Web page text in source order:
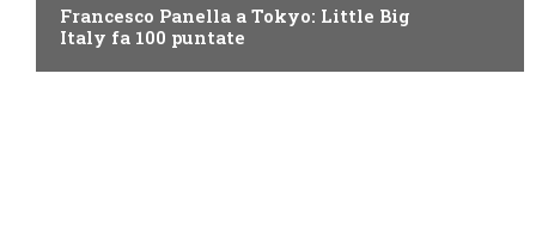
Francesco Panella a Tokyo: Little Big
Italy fa 100 puntate